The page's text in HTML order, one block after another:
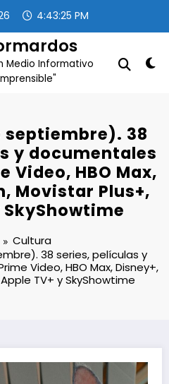
4:43:26 PM
Medio Informativo
septiembre). 38
y documentales
Video, HBO Max,
Movistar Plus+,
SkyShowtime
Cultura
38 series, películas y
Video, HBO Max, Disney+,
TV+ y SkyShowtime